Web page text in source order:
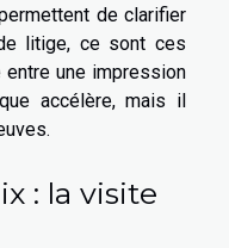
de clarifier
litige, ce sont ces
une impression
accélère, mais il
: la visite